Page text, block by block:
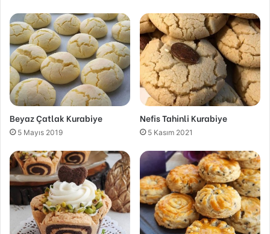
Beyaz Çatlak Kurabiye
5 Mayıs 2019
Nefis Tahinli Kurabiye
5 Kasım 2021